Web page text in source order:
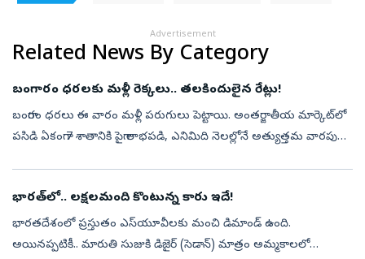
Advertisement
Related News By Category
బంగారం ధరలకు మళ్లీ రెక్కలు.. తలకిందులైన రేట్లు!
బంగారం ధరలు ఈ వారం మళ్లీ పరుగులు పెట్టాయి. అంతర్జాతీయ మార్కెట్‌లో
పసిడి ఏకంగా 7 శాతానికి పైగా లాభపడి, ఎనిమిది నెలల్లోనే అత్యుత్తమ వారపు
భారత్‌లో.. లక్షలమంది కొంటున్న కారు ఇదే!
భారతదేశంలో ప్రస్తుతం ఎస్‌యూవీలకు మంచి డిమాండ్ ఉంది.
అయినప్పటికీ.. మారుతి సుజుకి డిజైర్ (సెడాన్) మాత్రం అమ్మకాలలో